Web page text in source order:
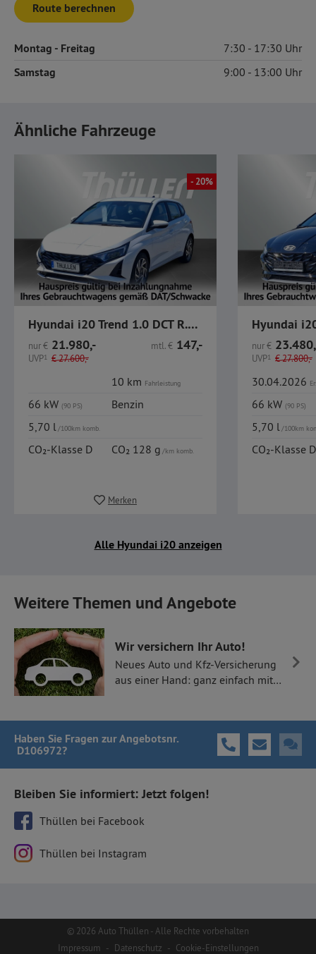
Route berechnen
Montag - Freitag 7:30 17:30
Samstag 9:00 13:00
Ähnliche Fahrzeuge
- 20%
Hyundai i20 Trend 1.0 DCT R.Kamera Navi Sitzheizung
nur€ 21.980,-
UVP1 €27.600,-
mtl.€ 147,-
10 km Fahrleistung
66 kW (90 PS)
Benzin
5,70 l/100km komb.
CO₂-Klasse D CO₂ 128 g/km komb.
Merken
nur€
UVP1 €27.800,-
30.04.2026
66 kW (90 PS)
5,70 l/100km
CO₂-Klasse D
Alle Hyundai i20 anzeigen
Weitere Themen und Angebote
Wir versichern Ihr Auto!
Neues Auto und Kfz-Versicherung
aus einer Hand: ganz einfach mit
Haben Sie Fragen zur Angebotsnr.
D106972?
Bleiben Sie informiert: Jetzt folgen!
Thüllen bei Facebook
Thüllen bei Instagram
© 2026 Auto Thüllen - Alle Rechte vorbehalten
Impressum - Datenschutz - Cookie-Einstellungen